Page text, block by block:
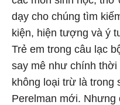
dạy cho chúng tìm
kiện, hiện tượng và ý
Trẻ em trong câu lạc
say mê như chính thời
không loại trừ là trong
Perelman mới.